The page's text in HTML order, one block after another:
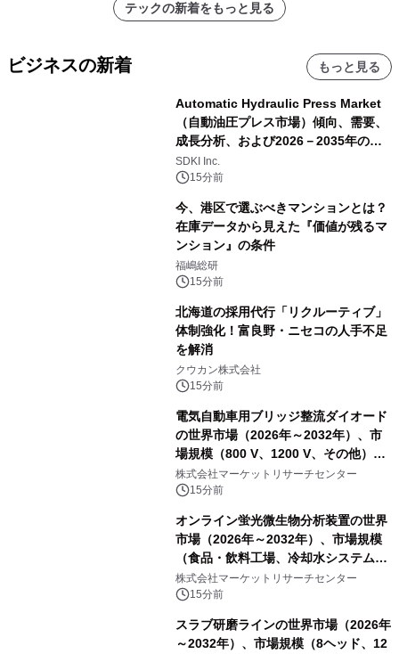
テックの新着をもっと見る
ビジネスの新着 もっと見る
Automatic Hydraulic Press Market
（自動油圧プレス市場）傾向、需要、
成長分析、および2026－2035年の予
測
SDKI Inc.
15分前
今、港区で選ぶべきマンションとは？
在庫データから見えた『価値が残るマ
ンション』の条件
福嶋総研
15分前
北海道の採用代行「リクルーティブ」
体制強化！富良野・ニセコの人手不足
を解消
クウカン株式会社
15分前
電気自動車用ブリッジ整流ダイオード
の世界市場（2026年～2032年）、市
場規模（800 V、1200 V、その他）・
分析レポートを発表
株式会社マーケットリサーチセンター
15分前
オンライン蛍光微生物分析装置の世界
市場（2026年～2032年）、市場規模
（食品・飲料工場、冷却水システム、
病院、飲料水安全警報システム）・分
析レポートを発表
株式会社マーケットリサーチセンター
15分前
スラブ研磨ラインの世界市場（2026年
～2032年）、市場規模（8ヘッド、12